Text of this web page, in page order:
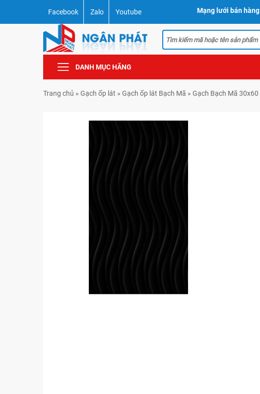
Facebook Zalo Youtube Mạng lưới bán hàng
DANH MỤC HÃNG
Trang chủ » Gạch ốp lát » Gạch ốp lát Bạch Mã » Gạch Bạch Mã 30x60